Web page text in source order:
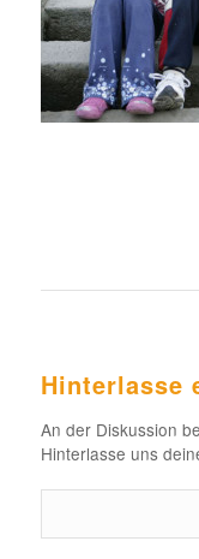
Hinterlasse
An der Diskussion
Hinterlasse uns